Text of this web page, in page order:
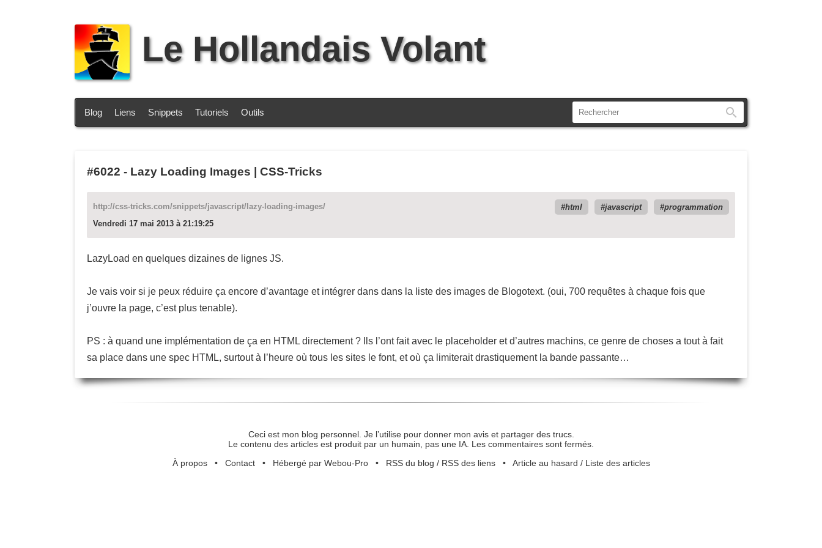
Le Hollandais Volant
Blog Liens Snippets Tutoriels Outils
#6022 - Lazy Loading Images | CSS-Tricks
http://css-tricks.com/snippets/javascript/lazy-loading-images/ html javascript
programmation
Vendredi 17 mai 2013 à 21:19:25
LazyLoad en quelques dizaines de lignes JS.
Je vais voir si je peux réduire ça encore d’avantage et intégrer dans dans la liste des images de Blogotext. (oui, 700 requêtes à chaque fois que
j’ouvre la page, c’est plus tenable).
PS : à quand une implémentation de ça en HTML directement ? Ils l’ont fait avec le placeholder et d’autres machins, ce genre de choses a tout à fait
sa place dans une spec HTML, surtout à l’heure où tous les sites le font, et où ça limiterait drastiquement la bande passante…
Ceci est mon blog personnel. Je l’utilise pour donner mon avis et partager des trucs.
Le contenu des articles est produit par un humain, pas une IA. Les commentaires sont fermés.
À propos• Contact• Hébergé par Webou-Pro• RSS du blog / RSS des liens• Article au hasard / Liste des articles